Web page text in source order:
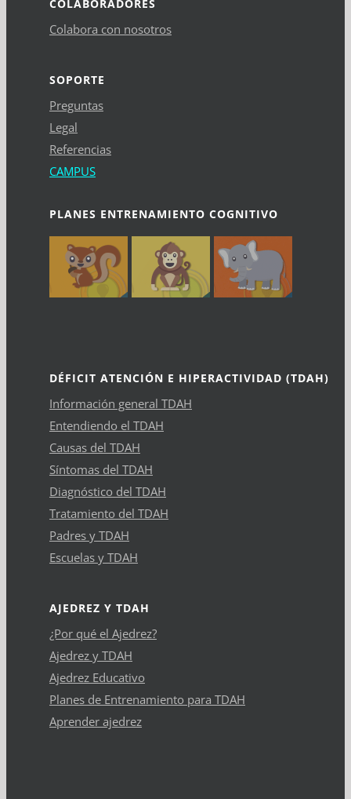
COLABORADORES
Colabora con nosotros
SOPORTE
Preguntas
Legal
Referencias
CAMPUS
PLANES ENTRENAMIENTO COGNITIVO
DÉFICIT ATENCIÓN E HIPERACTIVIDAD (TDAH)
Información general TDAH
Entendiendo el TDAH
Causas del TDAH
Síntomas del TDAH
Diagnóstico del TDAH
Tratamiento del TDAH
Padres y TDAH
Escuelas y TDAH
AJEDREZ Y TDAH
¿Por qué el Ajedrez?
Ajedrez y TDAH
Ajedrez Educativo
Planes de Entrenamiento para TDAH
Aprender ajedrez